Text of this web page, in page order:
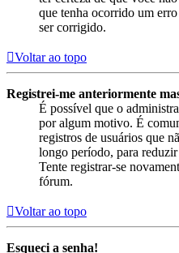
que tenha ocorrido um
ser corrigido.
Voltar ao topo
Registrei-me anteriormente
É possível que o
por algum motivo. É
registros de usuários que
longo período, para
Tente registrar-se
fórum.
Voltar ao topo
Esqueci a senha!